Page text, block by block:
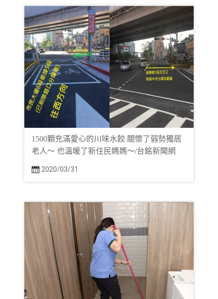
1500顆充滿愛心的川味水餃 關懷了弱勢獨居
老人～ 也溫暖了新住民媽媽～/台銘新聞網
2020/03/31